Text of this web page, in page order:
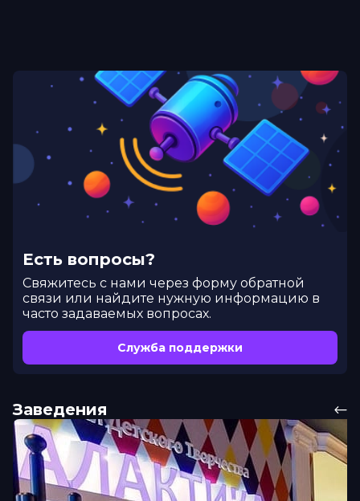
Есть вопросы?
Cвяжитесь с нами через форму обратной
связи или найдите нужную информацию в
часто задаваемых вопросах.
Служба поддержки
Заведения